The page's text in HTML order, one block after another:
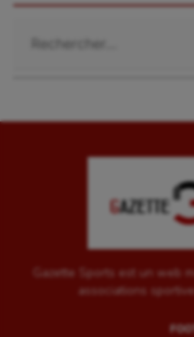
Gazette Sports est un web
associations